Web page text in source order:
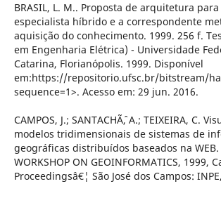
BRASIL, L. M.. Proposta de arquitetura
especialista híbrido e a correspondente
aquisição do conhecimento. 1999. 256 f.
em Engenharia Elétrica) - Universidade
Catarina, Florianópolis. 1999. Disponível
em:https://repositorio.ufsc.br/bitstream/
sequence=1>. Acesso em: 29 jun. 2016.
CAMPOS, J.; SANTACHÃˆ, A.; TEIXEIRA, C.
modelos tridimensionais de sistemas de
geográficas distribuídos baseados na WEB.
WORKSHOP ON GEOINFORMATICS, 1999,
Proceedingsâ€¦ São José dos Campos: